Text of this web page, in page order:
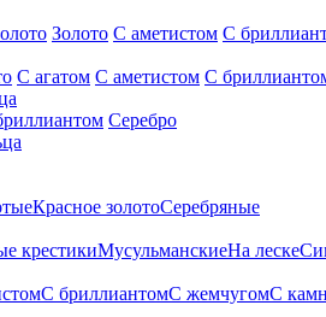
Золото С аметистом С
С агатом С аметистом С
Серебро
Красное золотоСеребряные
крестикиМусульманскиеНа леске
С бриллиантомС жемчугомС